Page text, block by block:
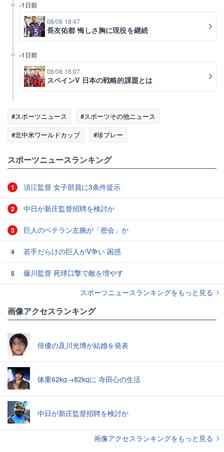
-1日前
08/08 18:47
長友佑都 悔しさ胸に現役を継続
-1日前
08/08 16:07
スペインV 日本の戦略的課題とは
#スポーツニュース
#スポーツその他ニュース
#北中米ワールドカップ
#珍プレー
スポーツニュースランキング
1 須江監督 女子部員に3条件提示
2 中日が新庄監督招聘を検討か
3 巨人のベテラン左腕が「密会」か
4 若手だらけの巨人がV争い 困惑
5
藤川監督 死球口撃で敵を増やす
スポーツニュースランキングをもっと見る
画像アクセスランキング
俳優の及川光博が結婚を発表
体重62kg→82kgに 寺田心の生活
中日が新庄監督招聘を検討か
画像アクセスランキングをもっと見る